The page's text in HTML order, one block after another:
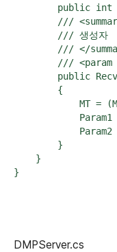
public int
///
        /// 생성자
/// </
/// <param
public
        {
MT =
Param1
Param2
        }
    }
DMPServer.cs